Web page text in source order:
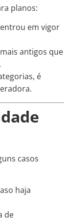
planos:
em vigor
antigos que
é
casos
haja
de